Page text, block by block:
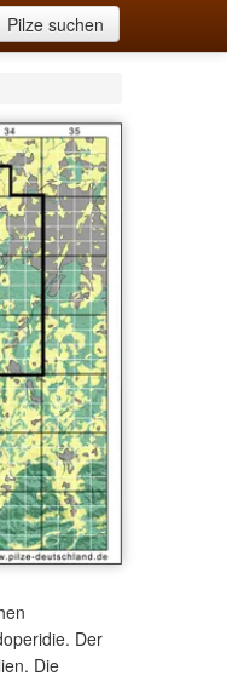
Der
Die